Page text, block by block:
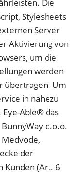
Die
Stylesheets
Server
Aktivierung von
um die
werden
übertragen. Um
in nahezu
Eye-Able® das
d.o.o.
Medvode,
der
Kunden (Art. 6